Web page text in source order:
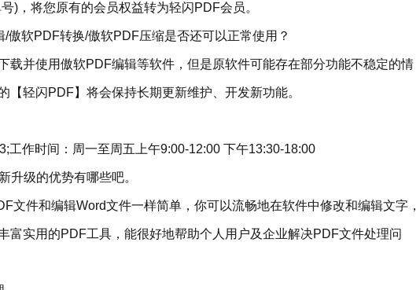
)，将您原有的会员权益转为轻闪PDF会员。
软PDF转换/傲软PDF压缩是否还可以正常使用？
并使用傲软PDF编辑等软件，但是原软件可能存在部分功能不稳定的情
【轻闪PDF】将会保持长期更新维护、开发新功能。
作时间：周一至周五上午9:00-12:00 下午13:30-18:00
级的优势有哪些吧。
件和编辑Word文件一样简单，你可以流畅地在软件中修改和编辑文字，
富实用的PDF工具，能很好地帮助个人用户及企业解决PDF文件处理问